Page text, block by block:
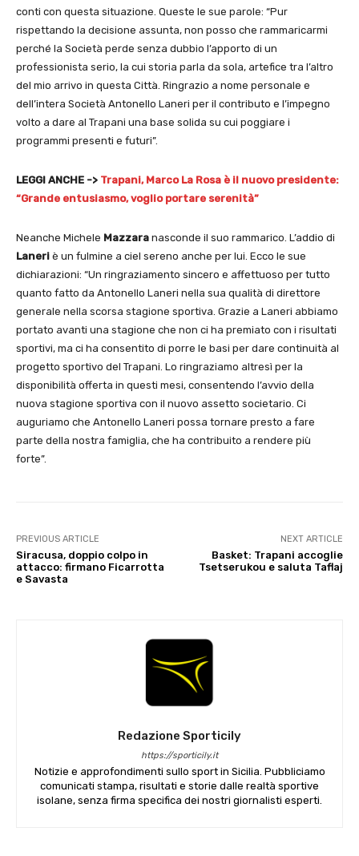
conti con questa situazione. Queste le sue parole: “Pur
rispettando la decisione assunta, non posso che rammaricarmi
perché la Società perde senza dubbio l’apporto di un
professionista serio, la cui storia parla da sola, artefice tra l’altro
del mio arrivo in questa Città. Ringrazio a nome personale e
dell’intera Società Antonello Laneri per il contributo e l’impegno
volto a dare al Trapani una base solida su cui poggiare i
programmi presenti e futuri”.
LEGGI ANCHE -> Trapani, Marco La Rosa è il nuovo presidente:
“Grande entusiasmo, voglio portare serenità”
Neanche Michele Mazzara nasconde il suo rammarico. L’addio di
Laneri è un fulmine a ciel sereno anche per lui. Ecco le sue
dichiarazioni: “Un ringraziamento sincero e affettuoso per tutto
quanto fatto da Antonello Laneri nella sua qualità di direttore
generale nella scorsa stagione sportiva. Grazie a Laneri abbiamo
portato avanti una stagione che non ci ha premiato con i risultati
sportivi, ma ci ha consentito di porre le basi per dare continuità al
progetto sportivo del Trapani. Lo ringraziamo altresì per la
disponibilità offerta in questi mesi, consentendo l’avvio della
nuova stagione sportiva con il nuovo assetto societario. Ci
auguriamo che Antonello Laneri possa tornare presto a fare
parte della nostra famiglia, che ha contribuito a rendere più
forte”.
PREVIOUS ARTICLE
Siracusa, doppio colpo in
attacco: firmano Ficarrotta
e Savasta
NEXT ARTICLE
Basket: Trapani accoglie
Tsetserukou e saluta Taflaj
Redazione Sporticily
https://sporticily.it
Notizie e approfondimenti sullo sport in Sicilia. Pubbliciamo
comunicati stampa, risultati e storie dalle realtà sportive
isolane, senza firma specifica dei nostri giornalisti esperti.